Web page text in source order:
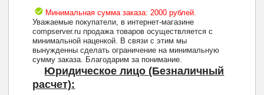
Минимальная сумма заказа: 2000 рублей.
Уважаемые покупатели, в интернет-магазине
compserver.ru продажа товаров осуществляется с
минимальной наценкой. В связи с этим мы
вынужденны сделать ограничение на минимальную
сумму заказа. Благодарим за понимание.
Юридическое лицо (Безналичный
расчет):